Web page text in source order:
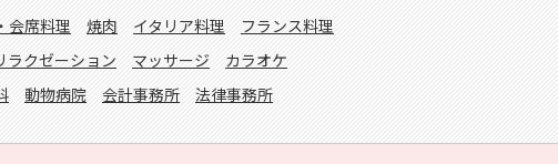
会席料理 焼肉 イタリア料理
フランス料理
ラクゼーション マッサージ
カラオケ
動物病院 会計事務所 法律事務所